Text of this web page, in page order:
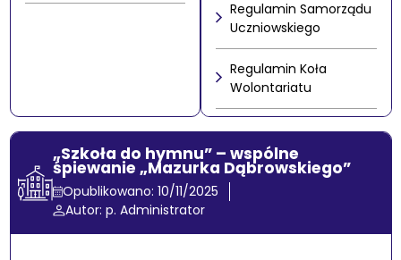
„Szkoła do hymnu” – wspólne
śpiewanie „Mazurka Dąbrowskiego”
Opublikowano: 10/11/2025
Autor: p. Administrator
Regulamin Samorządu
Uczniowskiego
Regulamin Koła
Wolontariatu